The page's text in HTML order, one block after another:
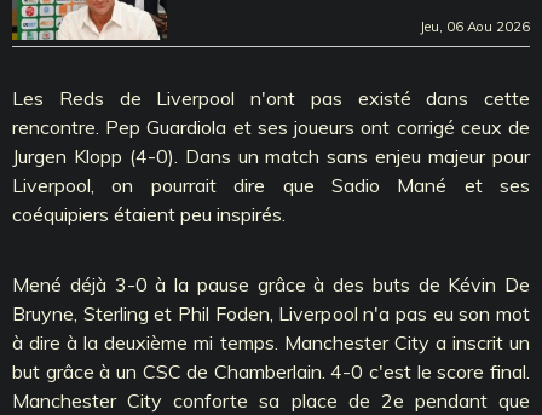
Jeu, 06 Aou 2026
Les Reds de Liverpool n'ont pas existé dans cette
rencontre. Pep Guardiola et ses joueurs ont corrigé ceux de
Jurgen Klopp (4-0). Dans un match sans enjeu majeur pour
Liverpool, on pourrait dire que Sadio Mané et ses
coéquipiers étaient peu inspirés.
Mené déjà 3-0 à la pause grâce à des buts de Kévin De
Bruyne, Sterling et Phil Foden, Liverpool n'a pas eu son mot
à dire à la deuxième mi temps. Manchester City a inscrit un
but grâce à un CSC de Chamberlain. 4-0 c'est le score final.
Manchester City conforte sa place de 2e pendant que